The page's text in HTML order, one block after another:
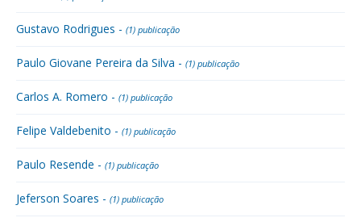
Gustavo Rodrigues - (1) publicação
Paulo Giovane Pereira da Silva - (1) publicação
Carlos A. Romero - (1) publicação
Felipe Valdebenito - (1) publicação
Paulo Resende - (1) publicação
Jeferson Soares - (1) publicação